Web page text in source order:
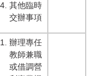
其他臨時
交辦事項
辦理專任
教師兼職
或借調營